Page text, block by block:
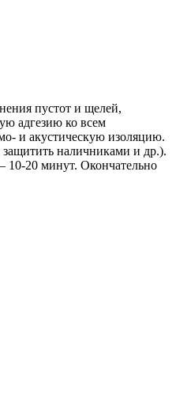
пустот и щелей,
адгезию ко всем
и акустическую изоляцию.
наличниками и др.).
10-20 минут. Окончательно